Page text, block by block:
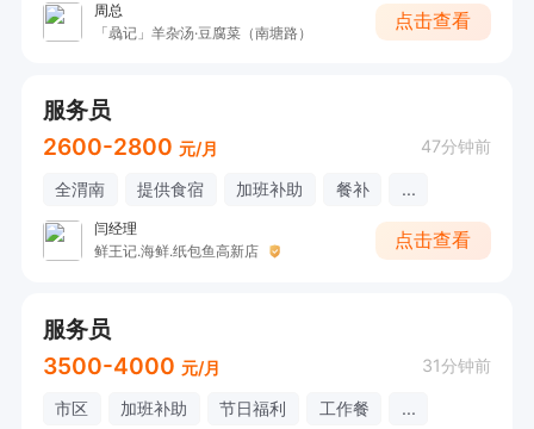
周总
「骉记」羊杂汤·豆腐菜（南塘路）
点击查看
服务员
2600-2800 元/月 47分钟前
全渭南 提供食宿 加班补助 餐补 ...
闫经理
鲜王记.海鲜.纸包鱼高新店
点击查看
服务员
3500-4000 元/月 31分钟前
市区 加班补助 节日福利 工作餐 ...